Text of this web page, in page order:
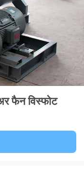
फैन विस्फोट